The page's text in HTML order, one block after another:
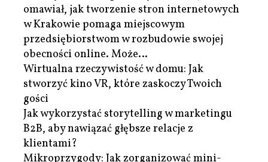
omawiał, jak tworzenie stron internetowych
w Krakowie pomaga miejscowym
przedsiębiorstwom w rozbudowie swojej
obecności online. Może…
Wirtualna rzeczywistość w domu: Jak
stworzyć kino VR, które zaskoczy Twoich
gości
Jak wykorzystać storytelling w marketingu
B2B, aby nawiązać głębsze relacje z
klientami?
Mikroprzygody: Jak zorganizować mini-